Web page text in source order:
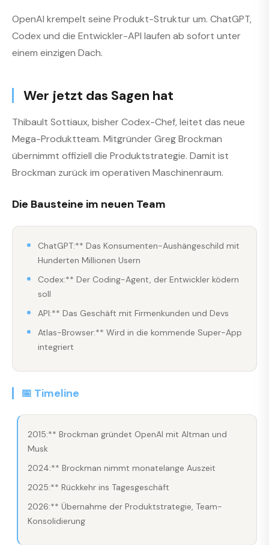
OpenAI krempelt seine Produkt-Struktur um. ChatGPT,
Codex und die Entwickler-API laufen ab sofort unter
einem einzigen Dach.
Wer jetzt das Sagen hat
Thibault Sottiaux, bisher Codex-Chef, leitet das neue
Mega-Produktteam. Mitgründer Greg Brockman
übernimmt offiziell die Produktstrategie. Damit ist
Brockman zurück im operativen Maschinenraum.
Die Bausteine im neuen Team
ChatGPT:** Das Konsumenten-Aushängeschild mit
Hunderten Millionen Usern
Codex:** Der Coding-Agent, der Entwickler ködern
soll
API:** Das Geschäft mit Firmenkunden und Devs
Atlas-Browser:** Wird in die kommende Super-App
integriert
📅 Timeline
2015:** Brockman gründet OpenAI mit Altman und
Musk
2024:** Brockman nimmt monatelange Auszeit
2025:** Rückkehr ins Tagesgeschäft
2026:** Übernahme der Produktstrategie, Team-
Konsolidierung